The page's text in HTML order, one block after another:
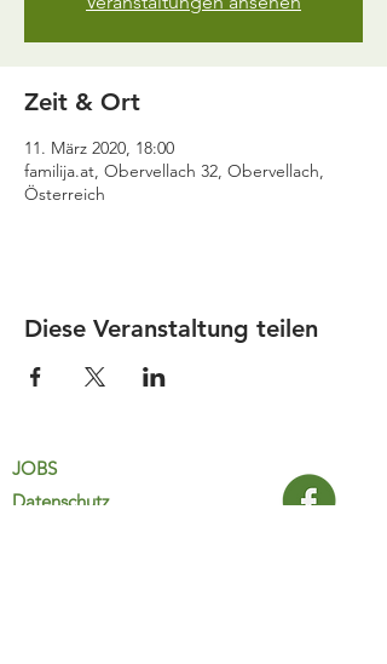
Zeit & Ort
11. März 2020, 18:00
familija.at, Obervellach 32, Obervellach,
Österreich
Diese Veranstaltung teilen
JOBS
Datenschutz